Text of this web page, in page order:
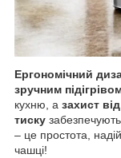
Ергономічний
зручним
кухню, а захист
тиску
– це простота,
чашці!